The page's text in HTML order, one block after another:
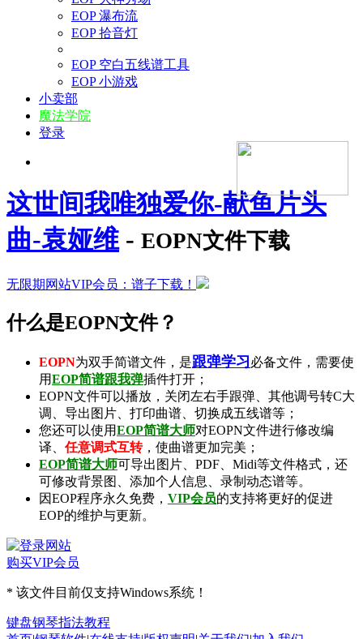
EOP 瀑布流
EOP 拾音灯
EOP 空白五线谱工具
EOP 小游戏
小卖部
魔法学院
登录
这世间我唯独爱你-献鱼片头
曲-袁娅维- EOPN文件下载
无限期网站VIP会员：谱子下载！
什么是EOPN文件？
EOPN为双手简谱文件，是跟弹学习必备文件，需要使
用EOP简谱跟我弹插件打开；
EOPN文件可以播放，关闭左右手跟弹、其他调号转C大
调、导出图片、打印曲谱、切换成五线谱等；
您还可以使用EOP简谱大师对EOPN文件进行修改编
译、 任意调式互转，使曲谱更加完美；
EOP简谱大师可导出 图片 PDF Midi等文件格式，还
可修改背景图、添加个人信息、录制 动态谱等。
因EOP程序永久免费， VIP会员的支持将更好的促进
EOP的维护与更新。
购买VIP会员
* 该文件目前仅支持Windows系统！
键盘钢琴指法教程